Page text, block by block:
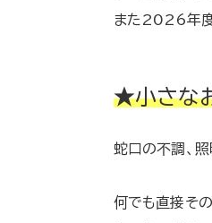
また2026年度
★小さな
蛇口の不調、
何でも直接そ